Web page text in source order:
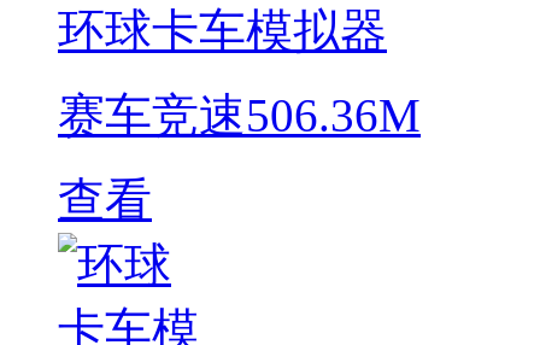
环球卡车模拟器
赛车竞速506.36M
查看